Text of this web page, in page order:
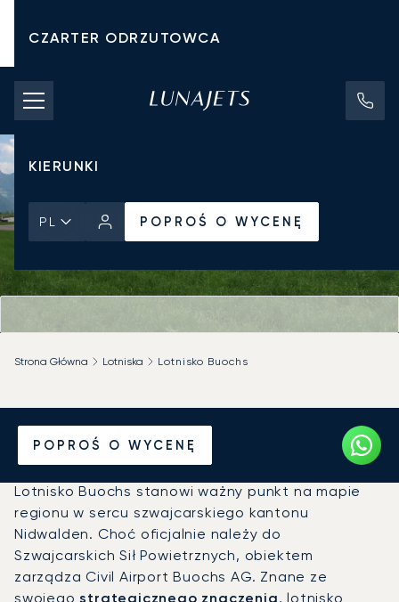
CZARTER ODRZUTOWCA
KOSZTY CZARTERU
PRYWATNE ODRZUTOWCE
KIERUNKI
PL POPROŚ O WYCENĘ
POPROŚ O WYCENĘ
Strona Główna Lotniska Lotnisko Buochs
Prywatny odrzutowiec na
Lotnisko Buochs (BXO)
Lotnisko Buochs stanowi ważny punkt na mapie
regionu w sercu szwajcarskiego kantonu
Nidwalden. Choć oficjalnie należy do
Szwajcarskich Sił Powietrznych, obiektem
zarządza Civil Airport Buochs AG. Znane ze
swojegostrategicznego znaczenia, lotnisko